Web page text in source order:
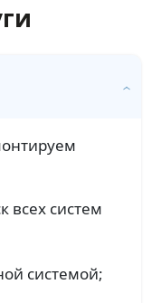
всех систем
системой;